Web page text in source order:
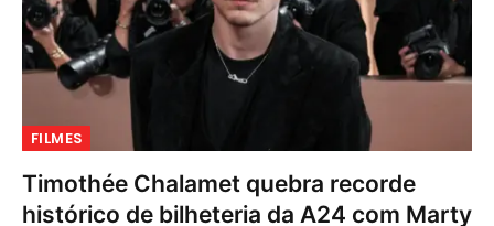
FILMES
Timothée Chalamet quebra recorde
histórico de bilheteria da A24 com Marty